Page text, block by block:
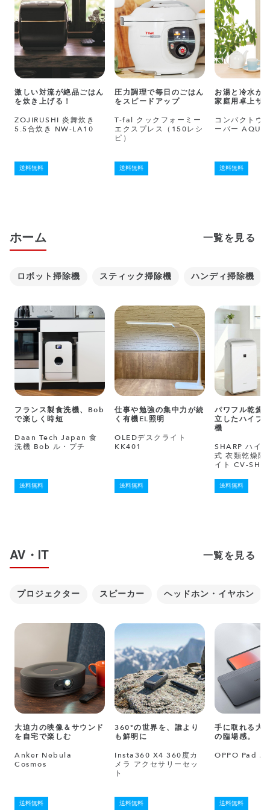
激しい対流が絶品ごはん
を炊き上げる！
ZOJIRUSHI 炎舞炊き
5.5合炊き NW-LA10
送料無料
圧力調理で毎日のごはん
をスピードアップ
T-fal クックフォーミー
エクスプレス（150レシ
ピ）
送料無料
お湯と冷水が
家庭用卓上サ
コンパクトウ
ーバー
送料無料
ホーム 一覧を見る
ロボット掃除機 スティック掃除機 ハンディ掃除機
フランス製食洗機、Bob
で楽しく時短
Daan Tech Japan 食
洗機 Bob ル・プチ
送料無料
仕事や勉強の集中力が続
く有機EL照明
OLEDデスクライト
KK401
送料無料
パワフル乾燥
立したハイブ
機
SHARP ハイ
式 衣類乾燥除
イト CV-
送料無料
AV・IT 一覧を見る
プロジェクター スピーカー ヘッドホン・イヤホン
大迫力の映像＆サウンド
を自宅で楽しむ
Anker Nebula
Cosmos
送料無料
360°の世界を、誰より
も鮮明に
Insta360 X4 360度カ
メラ アクセサリーセッ
ト
送料無料
手に取れる大
の臨場感。
OPPO Pad
送料無料